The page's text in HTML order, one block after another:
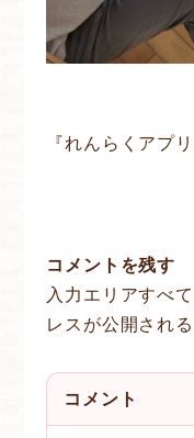
『れんらくアプ
コメントを残す
入力エリアすべ
レスが公開され
コメント